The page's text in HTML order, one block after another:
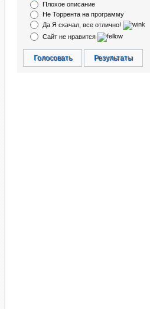
Плохое описание
Не Торрента на программу
Да Я скачал, все отлично!
Сайт не нравится
Голосовать Результаты